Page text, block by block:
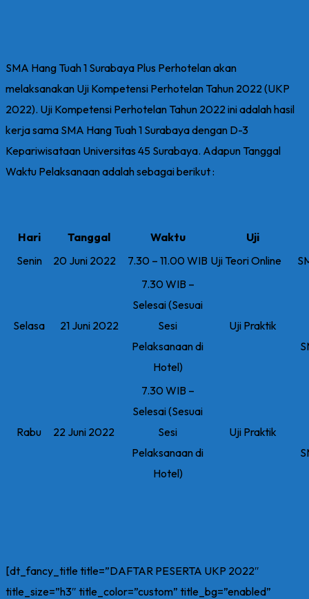
SMA Hang Tuah 1 Surabaya Plus Perhotelan akan
melaksanakan Uji Kompetensi Perhotelan Tahun 2022 (UKP
2022). Uji Kompetensi Perhotelan Tahun 2022 ini adalah hasil
kerja sama SMA Hang Tuah 1 Surabaya dengan D-3
Kepariwisataan Universitas 45 Surabaya. Adapun Tanggal
Waktu Pelaksanaan adalah sebagai berikut :
Hari Tanggal Waktu
Uji
Senin
20 Juni 2022 7.30 – 11.00 WIB Uji Teori Online
Selasa 21 Juni 2022
7.30 WIB –
Selesai (Sesuai
Sesi
Pelaksanaan di
Hotel)
Uji Praktik
Rabu 22 Juni 2022
7.30 WIB –
Selesai (Sesuai
Sesi
Pelaksanaan di
Hotel)
Uji Praktik
[dt_fancy_title title=”DAFTAR PESERTA UKP 2022″
title_size=”h3″ title_color=”custom” title_bg=”enabled”